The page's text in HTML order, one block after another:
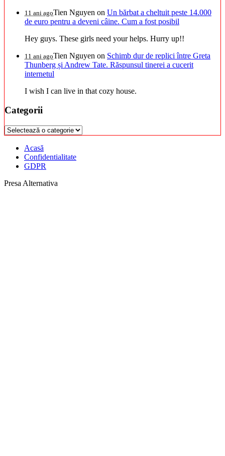
11 ani agoTien Nguyen on Un bărbat a cheltuit peste 14.000
de euro pentru a deveni câine. Cum a fost posibil
Hey guys. These girls need your helps. Hurry up!!
11 ani agoTien Nguyen on Schimb dur de replici între Greta
Thunberg și Andrew Tate. Răspunsul tinerei a cucerit
internetul
I wish I can live in that cozy house.
Categorii
Categorii
Acasă
Confidentialitate
GDPR
Presa Alternativa